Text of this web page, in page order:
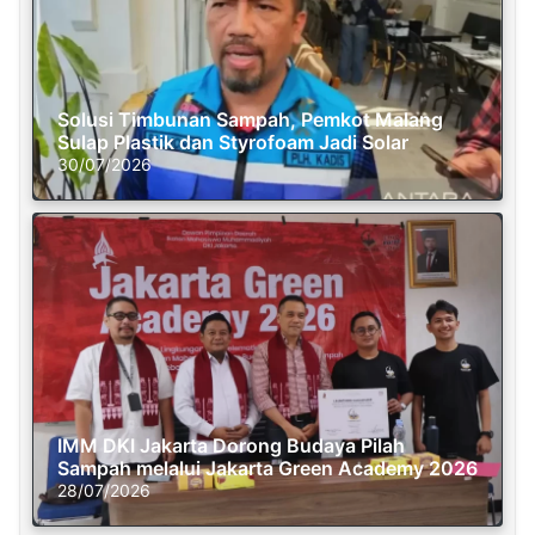
Solusi Timbunan Sampah, Pemkot Malang
Sulap Plastik dan Styrofoam Jadi Solar
30/07/2026
IMM DKI Jakarta Dorong Budaya Pilah
Sampah melalui Jakarta Green Academy 2026
28/07/2026